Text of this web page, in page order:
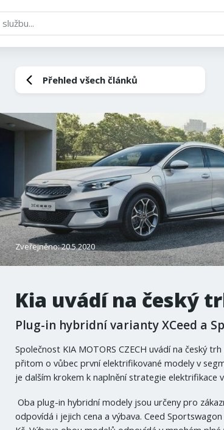
Přehled všech článků
Zveřejněno: 20.5.2020
Kia uvádí na český
Plug-in hybridní varianty XCeed a
Společnost KIA MOTORS CZECH uvádí na český
přitom o vůbec první elektrifikované modely v
je dalším krokem k naplnění strategie elektrifikace
Oba plug-in hybridní modely jsou určeny pro
odpovídá i jejich cena a výbava. Ceed